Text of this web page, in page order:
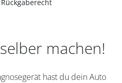
machen!
hast du dein Auto